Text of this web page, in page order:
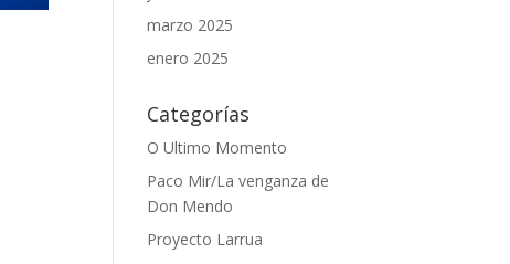
marzo 2025
enero 2025
Categorías
O Ultimo Momento
Paco Mir/La venganza de
Don Mendo
Proyecto Larrua